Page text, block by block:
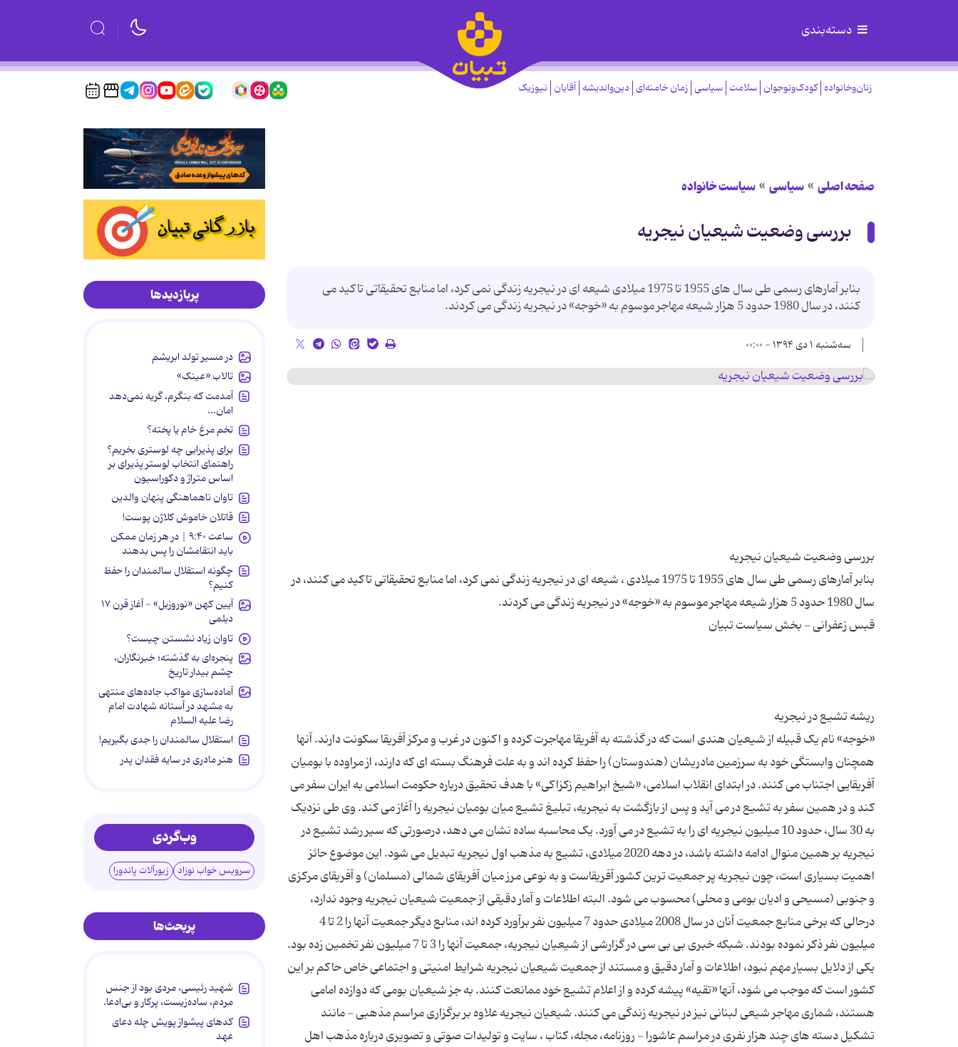
دسته‌بندی
زنان‌وخانواده کودک‌ونوجوان سلامت سیاسی زمان خامنه‌ای دین‌واندیشه آقایان نیوزیک
صفحه اصلی سیاسی سیاست خانواده
بررسی وضعیت شیعیان نیجریه
بنابر آمارهای رسمی طی سال های 1955 تا 1975 میلادی شیعه ای در نیجریه زندگی نمی کرد، اما منابع تحقیقاتی تاکید می
کنند، در سال 1980 حدود 5 هزار شیعه مهاجر موسوم به «خوجه» در نیجریه زندگی می کردند.
سه‌شنبه ۱ دی ۱۳۹۴ - ۰۰:۰۰
بنابر آمارهای رسمی طی سال های 1955 تا 1975 میلادی ، شیعه ای در نیجریه زندگی نمی کرد، اما منابع تحقیقاتی تاکید می کنند، در
«خوجه» نام یک قبیله از شیعیان هندی است که در گذشته به آفریقا مهاجرت کرده و اکنون در غرب و مرکز آفریقا سکونت دارند. آنها
همچنان وابستگی خود به سرزمین مادریشان (هندوستان) را حفظ کرده اند و به علت فرهنگ بسته ای که دارند، از مراوده با بومیان
آفریقایی اجتناب می کنند. در ابتدای انقلاب اسلامی، «شیخ ابراهیم زکزاکی» با هدف تحقیق درباره حکومت اسلامی به ایران سفر می
کند و در همین سفر به تشیع در می آید و پس از بازگشت به نیجریه، تبلیغ تشیع میان بومیان نیجریه را آغاز می کند. وی طی نزدیک
به 30 سال، حدود 10 میلیون نیجریه ای را به تشیع در می آورد. یک محاسبه ساده نشان می دهد، درصورتی که سیر رشد تشیع در
نیجریه بر همین منوال ادامه داشته باشد، در دهه 2020 میلادی، تشیع به مذهب اول نیجریه تبدیل می شود. این موضوع حائز
اهمیت بسیاری است، چون نیجریه پر جمعیت ترین کشور آفریقاست و به نوعی مرز میان آفریقای شمالی (مسلمان) و آفریقای مرکزی
و جنوبی (مسیحی و ادیان بومی و محلی) محسوب می شود. البته اطلاعات و آمار دقیقی از جمعیت شیعیان نیجریه وجود ندارد،
درحالی که برخی منابع جمعیت آنان در سال 2008 میلادی حدود 7 میلیون نفر برآورد کرده اند، منابع دیگر جمعیت آنها را 2 تا 4
میلیون نفر ذکر نموده بودند. شبکه خبری بی بی سی در گزارشی از شیعیان نیجریه، جمعیت آنها را 3 تا 7 میلیون نفر تخمین زده بود.
یکی از دلایل بسیار مهم نبود، اطلاعات و آمار دقیق و مستند از جمعیت شیعیان نیجریه شرایط امنیتی و اجتماعی خاص حاکم بر این
کشور است که موجب می شود، آنها «تقیه» پیشه کرده و از اعلام تشیع خود ممانعت کنند. به جز شیعیان بومی که دوازده امامی
هستند، شماری مهاجر شیعی لبنانی نیز در نیجریه زندگی می کنند. شیعیان نیجریه علاوه بر برگزاری مراسم مذهبی - مانند
تشکیل دسته های چند هزار نفری در مراسم عاشورا - روزنامه، مجله، کتاب ، سایت و تولیدات صوتی و تصویری درباره مذهب اهل
پربازدیدها
در مسیر تولد ابریشم
تالاب «عینک»
آمدمت که بنگرم، گریه نمی‌دهد
امان...
تخم مرغ خام یا پخته؟
برای پذیرایی چه لوستری بخریم؟
راهنمای انتخاب لوستر پذیرای بر
اساس متراژ و دکوراسیون
تاوان ناهماهنگی پنهان والدین
قاتلان خاموش کلاژن پوست!
ساعت ۹:۴۰ | در هر زمان ممکن
باید انتقامشان را پس بدهند
چگونه استقلال سالمندان را حفظ
کنیم؟
آیین کهن «نوروزبل» - آغاز قرن ۱۷
دیلمی
تاوان زیاد نشستن چیست؟
پنجره‌ای به گذشته؛ خبرنگاران،
چشم بیدار تاریخ
آماده‌سازی مواکب جاده‌های منتهی
به مشهد در آستانه شهادت امام
رضا علیه السلام
استقلال سالمندان را جدی بگیریم!
هنر مادری در سایه‌ فقدان پدر
وب‌گردی
سرویس خواب نوزاد زیورآلات پاندورا
پربحث‌ها
شهید رئیسی، مردی بود از جنس
مردم، ساده‌زیست، پرکار و بی‌ادعا.
کدهای پیشواز پویش چله دعای
عهد